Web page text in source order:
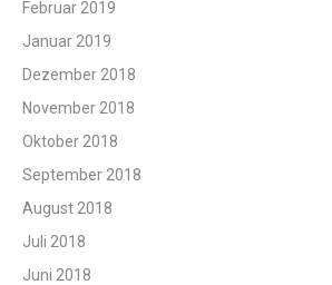
Februar 2019
Januar 2019
Dezember 2018
November 2018
Oktober 2018
September 2018
August 2018
Juli 2018
Juni 2018